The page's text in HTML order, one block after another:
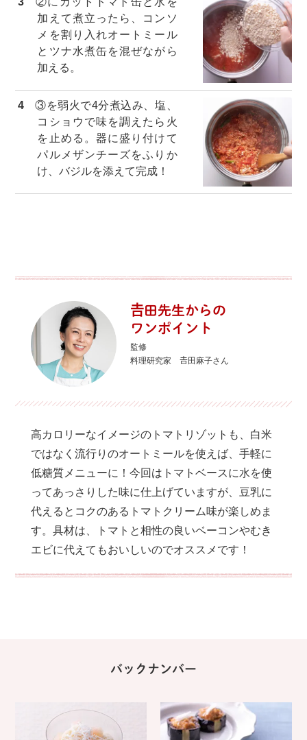
加えて煮立ったら、コンソ
メを割り入れオートミール
とツナ水煮缶を混ぜながら
加える。
4
③を弱火で4分煮込み、塩、
コショウで味を調えたら火
を止める。器に盛り付けて
パルメザンチーズをふりか
け、バジルを添えて完成！
𠮷田先生からの
ワンポイント
監修
料理研究家 𠮷田麻子さん
高カロリーなイメージのトマトリゾットも、白米
ではなく流行りのオートミールを使えば、手軽に
低糖質メニューに！今回はトマトベースに水を使
ってあっさりした味に仕上げていますが、豆乳に
代えるとコクのあるトマトクリーム味が楽しめま
す。具材は、トマトと相性の良いベーコンやむき
エビに代えてもおいしいのでオススメです！
バックナンバー